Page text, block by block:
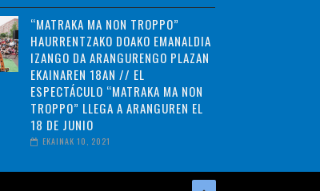
“MATRAKA MA NON TROPPO”
HAURRENTZAKO DOAKO EMANALDIA
IZANGO DA ARANGURENGO PLAZAN
EKAINAREN 18AN // EL
ESPECTÁCULO “MATRAKA MA NON
TROPPO” LLEGA A ARANGUREN EL
18 DE JUNIO
EKAINAK 10, 2021